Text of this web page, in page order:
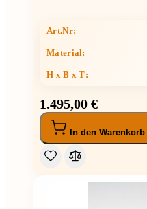
Art.Nr:
Material:
H x B x T:
1.495,00 €
In den Warenkorb